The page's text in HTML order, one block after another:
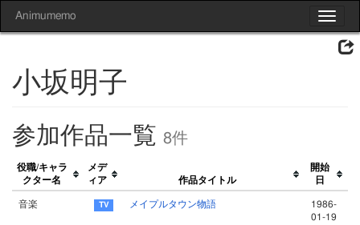
Toggle
Animumemo
小坂明子
参加作品一覧 8件
役職/キャラ
クター名
メデ
ィア
作品タイトル
開始
日
音楽 メイプルタウン物語
1986-
01-19